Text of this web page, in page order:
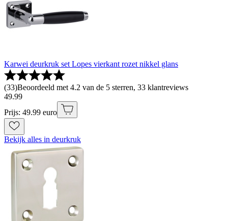
Karwei deurkruk set Lopes vierkant rozet nikkel glans
(33)Beoordeeld met 4.2 van de 5 sterren, 33 klantreviews
49.99
Prijs: 49.99 euro
Bekijk alles in deurkruk